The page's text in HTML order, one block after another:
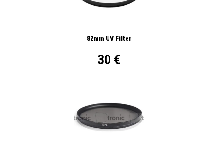
82mm UV Filter
30 €